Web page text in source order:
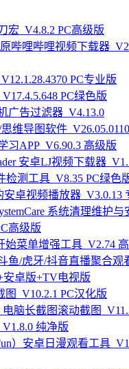
宏_V4.8.2 PC高级版
哔哩哔哩视频下载器
PC专业版
PC绿色版
广告过滤器_V4.13.0
维导图软件
习APP_V6.90.3 高级版
安卓LJ视频下载器
检测工具_V8.35 PC绿色
安卓视频播放器_V3.0.13
系统清理维护
高级版
始菜单增强工具_V2.74
鱼/虎牙/抖音直播聚合观
安卓版+TV电视版
图_V10.2.1 PC汉化版
电脑长截图滚动截图
纯净版
）安卓日漫观看工具